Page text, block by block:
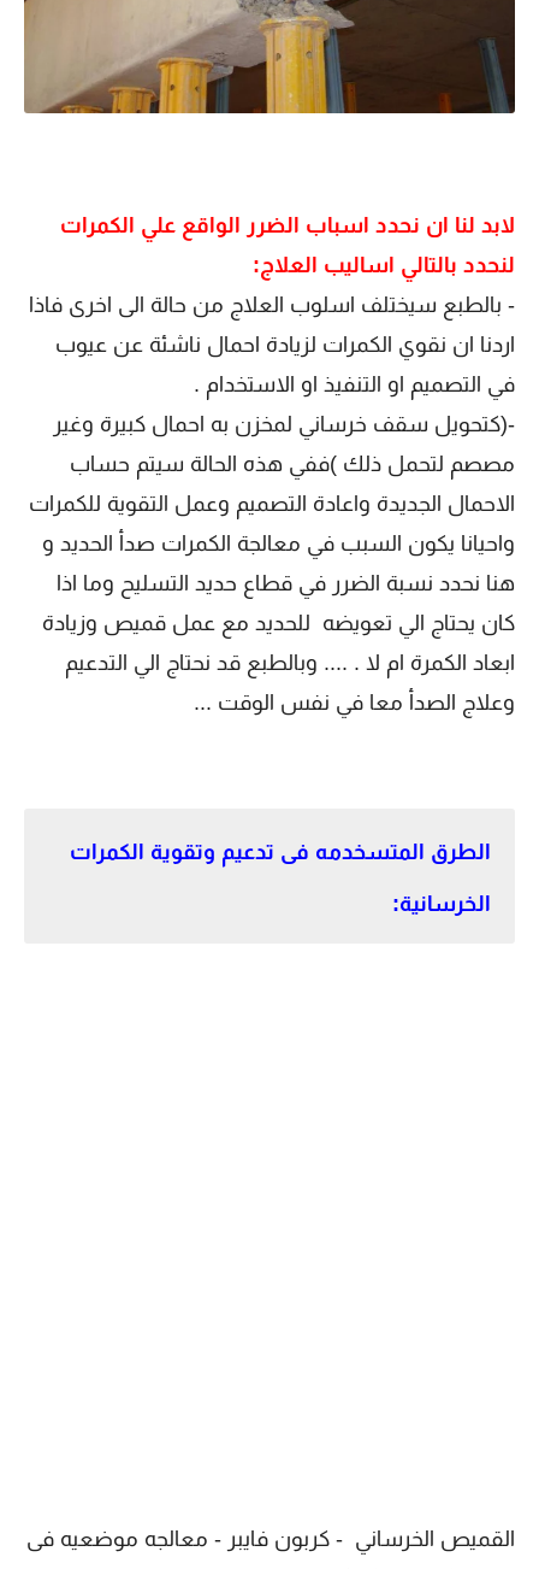
لابد لنا ان نحدد اسباب الضرر الواقع علي الكمرات
لنحدد بالتالي اساليب العلاج:
- بالطبع سيختلف اسلوب العلاج من حالة الى اخرى فاذا
اردنا ان نقوي الكمرات لزيادة احمال ناشئة عن عيوب
في التصميم او التنفيذ او الاستخدام .
-(كتحويل سقف خرساني لمخزن به احمال كبيرة وغير
مصصم لتحمل ذلك )ففي هذه الحالة سيتم حساب
الاحمال الجديدة واعادة التصميم وعمل التقوية للكمرات
واحيانا يكون السبب في معالجة الكمرات صدأ الحديد و
هنا نحدد نسبة الضرر في قطاع حديد التسليح وما اذا
كان يحتاج الي تعويضه للحديد مع عمل قميص وزيادة
ابعاد الكمرة ام لا . .... وبالطبع قد نحتاج الي التدعيم
وعلاج الصدأ معا في نفس الوقت ...
الطرق المتسخدمه فى تدعيم وتقوية الكمرات
الخرسانية:
القميص الخرساني - كربون فايبر - معالجه موضعيه فى